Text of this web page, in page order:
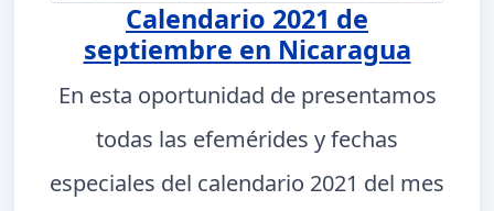
Calendario 2021 de
septiembre en Nicaragua
En esta oportunidad de presentamos
todas las efemérides y fechas
especiales del calendario 2021 del mes